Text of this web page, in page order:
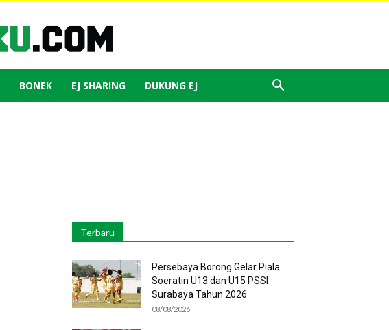
BONEK EJ SHARING DUKUNG EJ
Terbaru
Persebaya Borong Gelar Piala
Soeratin U13 dan U15 PSSI
Surabaya Tahun 2026
08/08/2026